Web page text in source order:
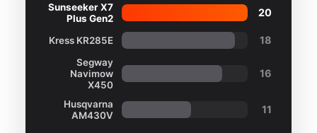
Sunseeker X7
Plus Gen2
20
Kress KR285E 18
Segway
Navimow
X450
16
Husqvarna
AM430V
11